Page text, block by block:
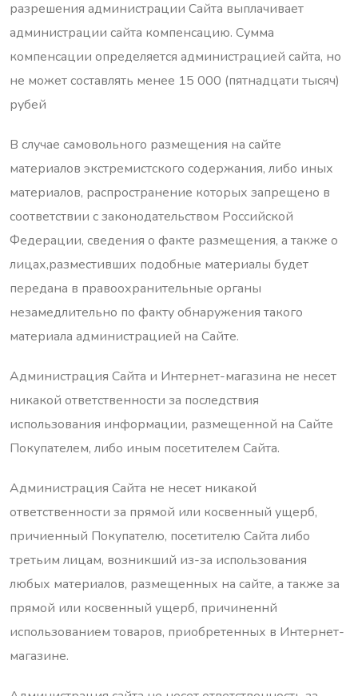
разрешения администрации Сайта выплачивает
администрации сайта компенсацию. Сумма
компенсации определяется администрацией сайта, но
не может составлять менее 15 000 (пятнадцати тысяч)
рубей
В случае самовольного размещения на сайте
материалов экстремистского содержания, либо иных
материалов, распространение которых запрещено в
соответствии с законодательством Российской
Федерации, сведения о факте размещения, а также о
лицах,разместивших подобные материалы будет
передана в правоохранительные органы
незамедлительно по факту обнаружения такого
материала администрацией на Сайте.
Администрация Сайта и Интернет-магазина не несет
никакой ответственности за последствия
использования информации, размещенной на Сайте
Покупателем, либо иным посетителем Сайта.
Администрация Сайта не несет никакой
ответственности за прямой или косвенный ущерб,
причиенный Покупателю, посетителю Сайта либо
третьим лицам, возникший из-за использования
любых материалов, размещенных на сайте, а также за
прямой или косвенный ущерб, причиненнй
использованием товаров, приобретенных в Интернет-
магазине.